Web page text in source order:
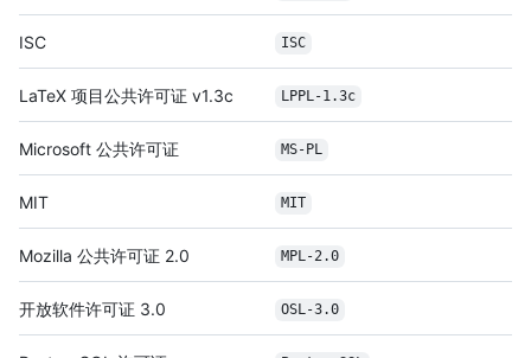
ISC ISC
LaTeX 项目公共许可证 v1.3c LPPL-1.3c
Microsoft 公共许可证 MS-PL
MIT MIT
Mozilla 公共许可证 2.0 MPL-2.0
开放软件许可证 3.0 OSL-3.0